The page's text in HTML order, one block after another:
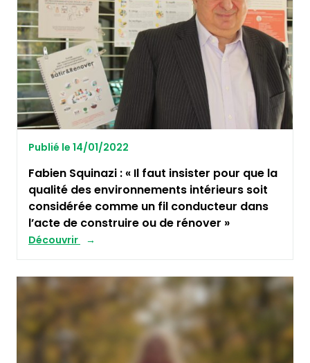
Publié le 14/01/2022
Fabien Squinazi : « Il faut insister pour que la
qualité des environnements intérieurs soit
considérée comme un fil conducteur dans
l’acte de construire ou de rénover »
Découvrir